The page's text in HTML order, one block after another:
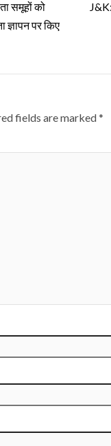
समूहों को
पर किए
fields are marked*